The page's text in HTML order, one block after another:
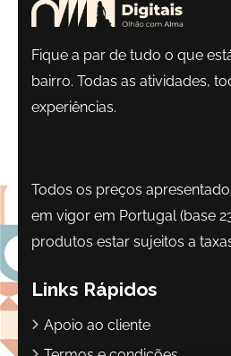
Fique a par de tudo o que
bairro. Todas as atividades,
experiências.
Todos os preços
em vigor em Portugal (base
produtos estar sujeitos a
Links Rápidos
Apoio ao cliente